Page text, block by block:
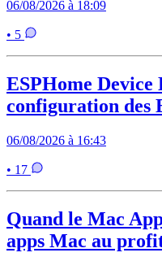
06/08/2026 à 18:09
• 5
ESPHome
configuration des
06/08/2026 à 16:43
• 17
Quand le Mac
apps Mac au